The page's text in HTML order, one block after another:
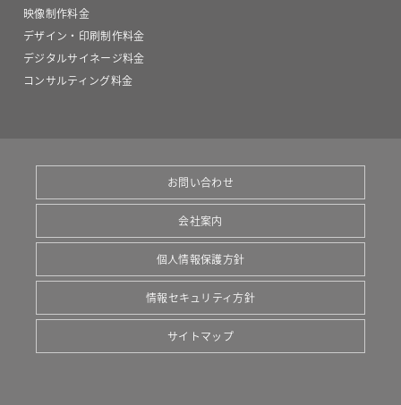
映像制作料金
デザイン・印刷制作料金
デジタルサイネージ料金
コンサルティング料金
お問い合わせ
会社案内
個人情報保護方針
情報セキュリティ方針
サイトマップ